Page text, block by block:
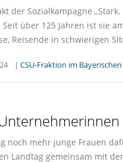
der Sozialkampagne
Seit über 125 Jahren ist sie
Reisende in schwierigen
| CSU-Fraktion im
noch mehr junge Frauen
Landtag gemeinsam mit